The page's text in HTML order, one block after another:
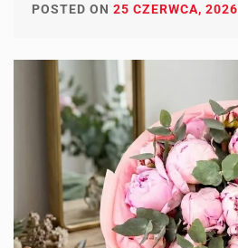
POSTED ON 25 CZERWCA, 2026